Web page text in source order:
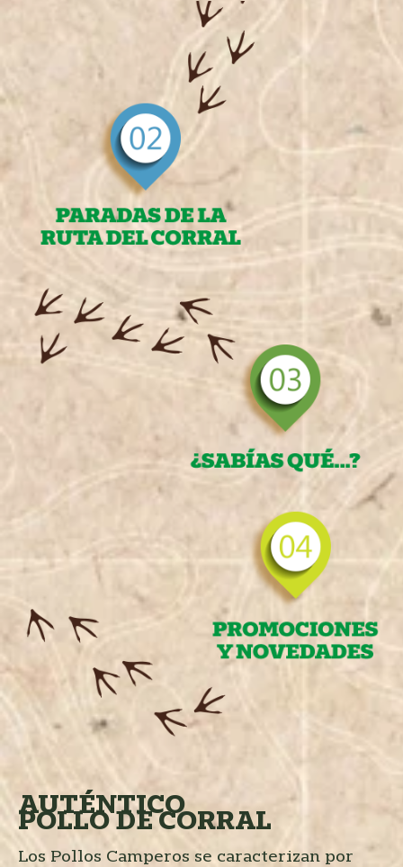
AUTÉNTICO
POLLO DE CORRAL
Los Pollos Camperos se caracterizan por